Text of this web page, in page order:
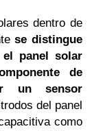
dentro de
se distingue
el panel solar
de
un sensor
del panel
como